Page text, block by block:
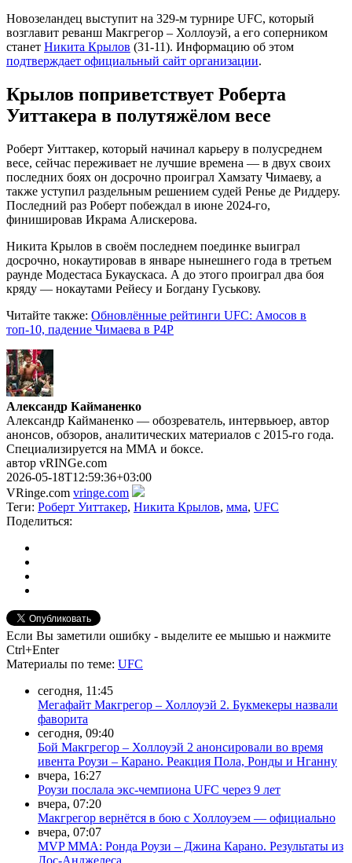
Новозеландец выступит на 329-м турнире UFC, который
возглавит реванш Макгрегор – Холлоуэй, а его соперником
станет Никита Крылов (31-11). Информацию об этом
подтверждает официальный сайт организации.
Крылов поприветствует Роберта
Уиттакера в полутяжёлом весе
Роберт Уиттакер, который начинал карьеру в полусреднем
весе, сейчас переживает не лучшие времена — в двух своих
последних боях он досрочно проиграл Хамзату Чимаеву, а
также уступил раздельным решением судей Ренье де Риддеру.
Последний раз Роберт побеждал в июне 2024-го,
финишировав Икрама Алискерова.
Никита Крылов в своём последнем поединке выиграл
досрочно, нокаутировав в январе нынешнего года в третьем
раунде Модестаса Букаускаса. А до этого проиграл два боя
кряду — нокаутами Рейесу и Богдану Гуськову.
Читайте также: Обновлённые рейтинги UFC: Амосов в
топ-10, падение Чимаева в P4P
Александр Кайманенко
Александр Кайманенко — обозреватель, интервьюер, автор
анонсов, обзоров, аналитических материалов с 2015-го года.
Специализируется на ММА и боксе.
автор vRINGe.com
2026-05-18T12:59:36+03:00
VRinge.com vringe.com
Теги: Роберт Уиттакер, Никита Крылов, мма, UFC
Поделиться:
Если Вы заметили ошибку - выделите ее мышью и нажмите
Ctrl+Enter
Материалы по теме: UFC
сегодня, 11:45
Мегафайт Макгрегор – Холлоуэй 2. Букмекеры назвали
фаворита
сегодня, 09:40
Бой Макгрегор – Холлоуэй 2 анонсировали во время
ивента Роузи – Карано. Реакция Пола, Ронды и Нганну
вчера, 16:27
Роузи послала экс-чемпиона UFC через 9 лет
вчера, 07:20
Макгрегор вернётся в бою с Холлоуэем — официально
вчера, 07:07
MVP MMA: Ронда Роузи – Джина Карано. Результаты из
Лос-Анджелеса